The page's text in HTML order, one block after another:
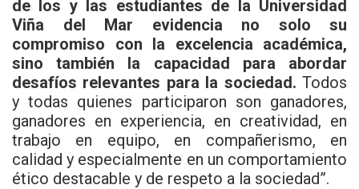
de los y las estudiantes de la Universidad
Viña del Mar evidencia no solo su
compromiso con la excelencia académica,
sino también la capacidad para abordar
desafíos relevantes para la sociedad. Todos
y todas quienes participaron son ganadores,
ganadores en experiencia, en creatividad, en
trabajo en equipo, en compañerismo, en
calidad y especialmente en un comportamiento
ético destacable y de respeto a la sociedad”.